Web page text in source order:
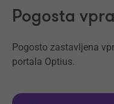
Pogosta
Pogosto zastavljena
portala Optius.